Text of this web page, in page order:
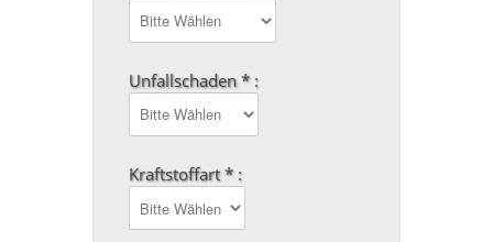
Unfallschaden * :
Kraftstoffart * :